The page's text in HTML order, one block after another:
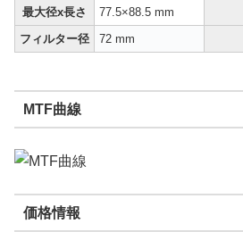
最大径x長さ 77.5×88.5 mm
フィルター径
72 mm
MTF曲線
価格情報